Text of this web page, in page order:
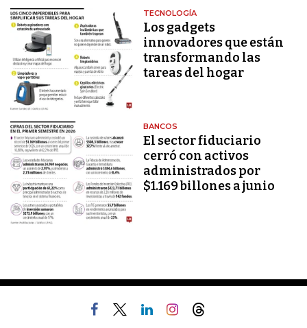
TECNOLOGÍA
Los gadgets
innovadores que están
transformando las
tareas del hogar
BANCOS
El sector fiduciario
cerró con activos
administrados por
$1.169 billones a junio